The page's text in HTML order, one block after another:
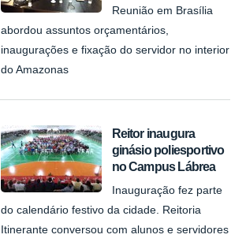
Reunião em Brasília
abordou assuntos orçamentários,
inaugurações e fixação do servidor no interior
do Amazonas
Reitor inaugura
ginásio poliesportivo
no Campus Lábrea
Inauguração fez parte
do calendário festivo da cidade. Reitoria
Itinerante conversou com alunos e servidores